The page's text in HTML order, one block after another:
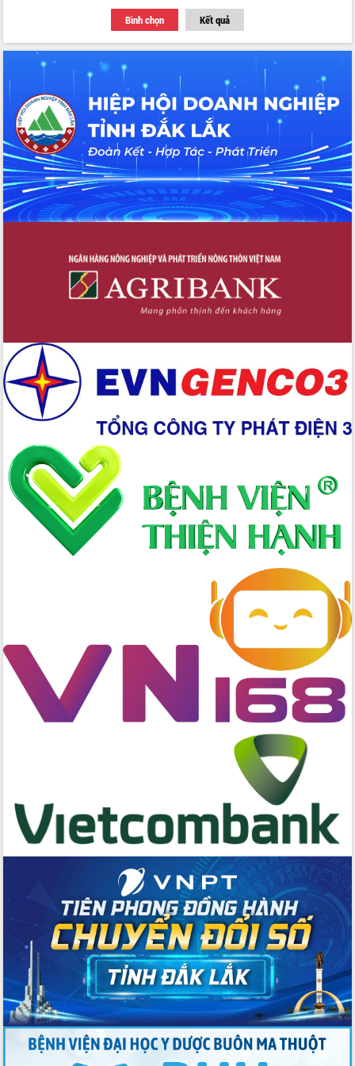
Thứ trưởng Bộ Y tế làm việc với tỉnh
Đắk Lắk về phát triển nhân lực y tế
cho trạm y tế cấp xã
Du lịch Đắk Lắk nâng tầm trải nghiệm
du khách thông qua Hệ thống cơ sở dữ
liệu và Bản đồ số
Tập huấn ứng dụng trí tuệ nhân tạo (AI)
trong thương mại điện tử năm 2026
Đoàn đại biểu Quốc hội tỉnh Đắk Lắk
trao đổi thông tin trước Kỳ họp thứ
nhất, Quốc hội khóa XVI
Quyết liệt cải cách hành chính, khơi
thông nguồn lực phát triển
tỉnh thông qua hiện đại hóa hành chính
Xã Ea Phê gắn cải cách hành chính với
Phó Chủ tịch Thường trực UBND tỉnh
tâm Phục vụ hành chính công xã Ea
Phê
Xây dựng nền hành chính số đồng
hành cùng nông dân dân, doanh nghiệp
Giai đoạn 2026-2030, Đắk Lắk phấn
đấu có 77% xã đạt chuẩn nông thôn
mới
Chuyển đổi số 'mở đường' cho nông
nghiệp Đắk Lắk tăng trưởng bứt phá
Triển khai đồng bộ đo đạc, lập hồ sơ
địa chính, hoàn thiện cơ sở dữ liệu đất
Ứng dụng sinh trắc học - Bước tiến
nghệ, hướng tới phát triển thủy sản
bền vững
Tập huấn nâng cao năng lực triển khai
chuyển đổi số cho cán bộ, công chức
cấp xã
tâm đạt được mục tiêu tăng trưởng
hai con số trong năm 2026
Tổ chức trang trọng Lễ hội Đền thờ
Lương Văn Chánh năm 2026
Phó Bí thư Tỉnh ủy Đắk Lắk Đỗ Hữu
Huy giữ chức Bí thư Đảng ủy Ủy Ban
Nhân dân tỉnh
Bệnh án điện tử thúc đẩy chuyển đổi
số y tế tại Đắk Lắk
Chuyển đổi số thư viện: Mở rộng
không gian tri thức trong thời đại số
Đánh giá, rút kinh nghiệm công tác tổ
chức diễn tập trước ngày bầu cử
Chương trình “Gặp gỡ hữu nghị –
Friendship Meeting New Year 2026”
Bình chọn Kết quả